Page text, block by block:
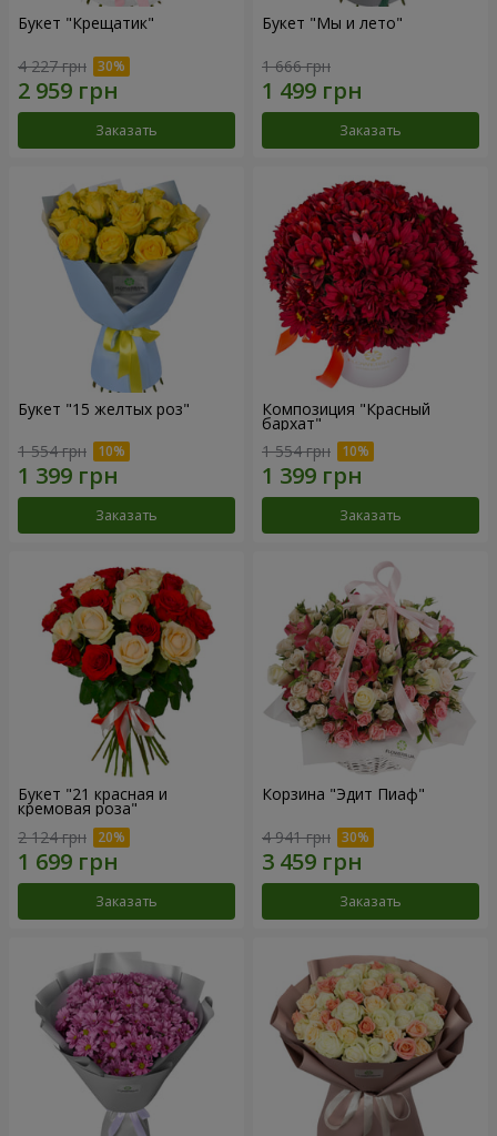
Букет "Крещатик"
4 227 грн
Заказать
Букет "Мы и лето"
1 666 грн
Заказать
Букет "15 желтых роз"
1 554 грн
Заказать
Композиция "Красный
бархат"
1 554 грн
Заказать
Букет "21 красная и
кремовая роза"
2 124 грн
Заказать
Корзина "Эдит Пиаф"
4 941 грн
Заказать